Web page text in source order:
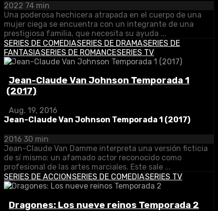
2022 74 min
Una poderosa hechicera atrapada en el cuerpo de una
mujer ciega se encuentra con un integrante de una
prestigiosa familia, que necesita su ayuda ...
SERIES DE COMEDIASERIES DE DRAMASERIES DE
FANTASIASERIES DE ROMANCESERIES TV
Jean-Claude Van Johnson Temporada 1
(2017)
Aug. 19, 2016
Jean-Claude Van Johnson Temporada 1 (2017)
2016 30 min
Jean-Claude Van Damme interpreta una versión ficticia
de sí mismo: un afamado actor reconocido como
profesional de las artes marciales. Este sale ...
SERIES DE ACCION SERIES DE COMEDIASERIES TV
Dragones: Los nueve reinos Temporada 2